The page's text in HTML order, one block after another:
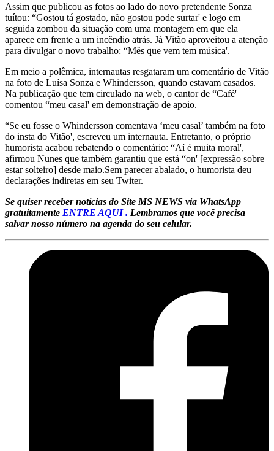
Assim que publicou as fotos ao lado do novo pretendente Sonza
tuítou: “Gostou tá gostado, não gostou pode surtar' e logo em
seguida zombou da situação com uma montagem em que ela
aparece em frente a um incêndio atrás. Já Vitão aproveitou a atenção
para divulgar o novo trabalho: “Mês que vem tem música'.
Em meio a polêmica, internautas resgataram um comentário de Vitão
na foto de Luísa Sonza e Whindersson, quando estavam casados.
Na publicação que tem circulado na web, o cantor de “Café'
comentou “meu casal' em demonstração de apoio.
“Se eu fosse o Whindersson comentava ‘meu casal’ também na foto
do insta do Vitão', escreveu um internauta. Entretanto, o próprio
humorista acabou rebatendo o comentário: “Aí é muita moral',
afirmou Nunes que também garantiu que está “on' [expressão sobre
estar solteiro] desde maio.Sem parecer abalado, o humorista deu
declarações indiretas em seu Twiter.
Se quiser receber notícias do Site MS NEWS via WhatsApp
gratuitamente ENTRE AQUI . Lembramos que você precisa
salvar nosso número na agenda do seu celular.